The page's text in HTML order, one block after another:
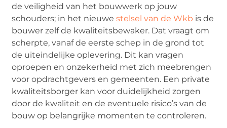
de veiligheid van het bouwwerk op jouw
schouders; in het nieuwestelsel van de Wkb is de
bouwer zelf de kwaliteitsbewaker. Dat vraagt om
scherpte, vanaf de eerste schep in de grond tot
de uiteindelijke oplevering. Dit kan vragen
oproepen en onzekerheid met zich meebrengen
voor opdrachtgevers en gemeenten. Een private
kwaliteitsborger kan voor duidelijkheid zorgen
door de kwaliteit en de eventuele risico’s van de
bouw op belangrijke momenten te controleren.